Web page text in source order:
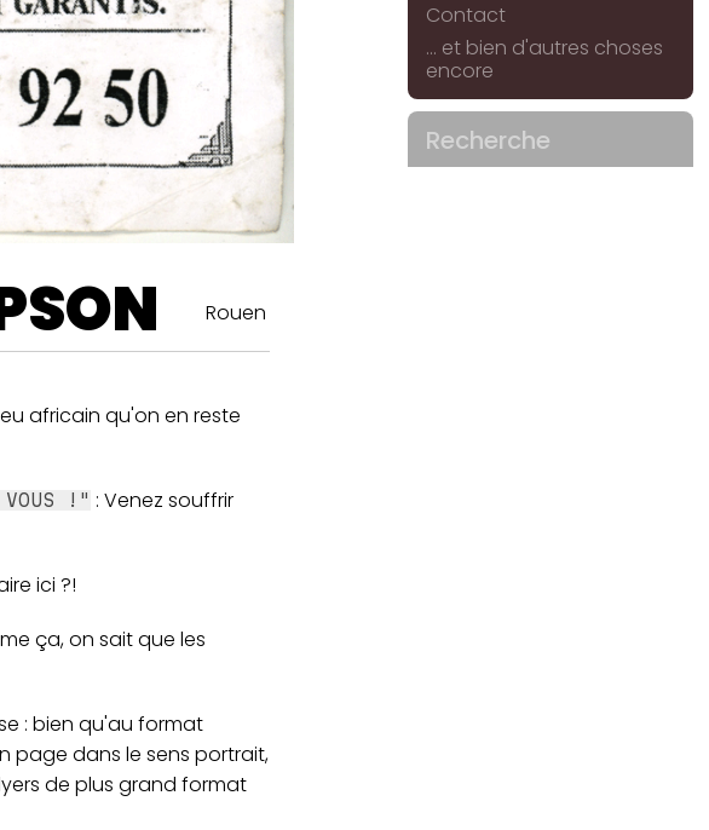
Rouen
africain qu'on en reste
VOUS !" : Venez souffrir
ici ?!
ça, on sait que les
: bien qu'au format
page dans le sens portrait,
de plus grand format
Contact
... et bien d'autres choses
encore
Recherche